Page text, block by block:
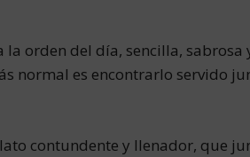
orden del día, sencilla,
normal es encontrarlo servido
contundente y llenador, que